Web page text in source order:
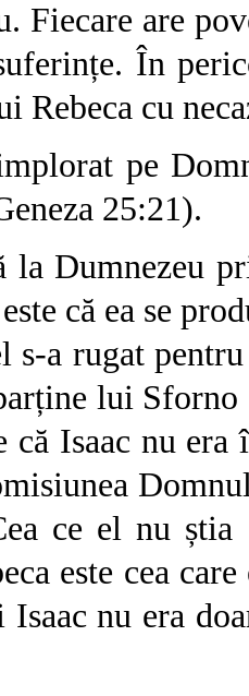
Fiecare are
În
Rebeca cu
pe
25:21).
la Dumnezeu
că ea se
s-a rugat
lui
că Isaac nu era
ce el nu știa
este cea
nu era